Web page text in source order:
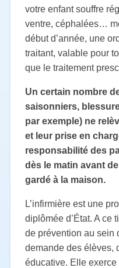
votre enfant souffre
ventre, céphalées…
début d’année, une
traitant, valable pour
que le traitement
Un certain nombre
saisonniers,
par exemple) ne
et leur prise en
responsabilité des
dès le matin avant
gardé à la maison.
L’infirmière est une
diplômée d’État. A ce
de prévention au sein
demande des élèves,
éducative. Elle